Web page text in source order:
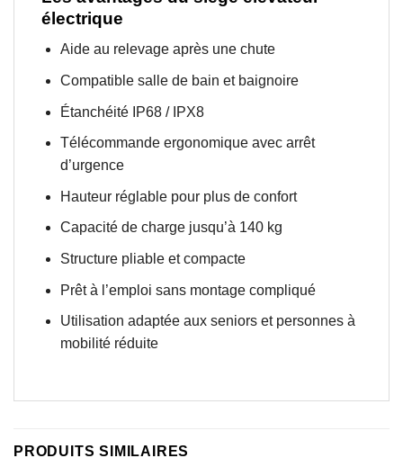
électrique
Aide au relevage après une chute
Compatible salle de bain et baignoire
Étanchéité IP68 / IPX8
Télécommande ergonomique avec arrêt
d’urgence
Hauteur réglable pour plus de confort
Capacité de charge jusqu’à 140 kg
Structure pliable et compacte
Prêt à l’emploi sans montage compliqué
Utilisation adaptée aux seniors et personnes à
mobilité réduite
PRODUITS SIMILAIRES